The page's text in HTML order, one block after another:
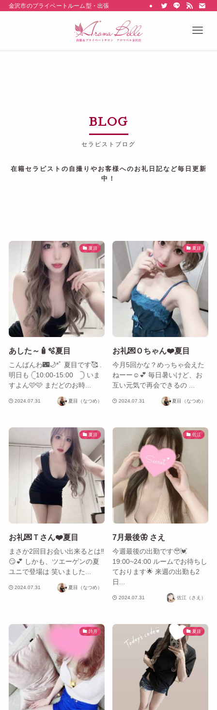
金沢市のプライベートルーム型・出張型のメンズエステ Aroma belle（アロ
BLOG
セラピストブログ
在籍セラピストの自撮りやお客様へのお礼日記など毎日更新
中！
夏目
あした～🧴🫧夏目
こんばんわ🌃🌙*ﾟ 夏目です🥰 .
明日も 𓊆ㅤ10:00-15:00 𓊇 いま
すよん🩷🩷 まだどのお時...
2024.07.31 夏目（なつめ）
夏目
お礼💌Ｏちゃん❤️夏目
今月5回かな？めっちゃ会えた
ねーー☺️💕 毎日暑いけど、お
互い元気で再会できるの ...
2024.07.31 夏目（なつめ）
夏目
お礼💌Ｔさん❤️夏目
まさか2回目お会い出来るとは‼️
😏💕 しかも、ツエーゲンの夏
ユニで登場は 笑いました...
2024.07.31 夏目（なつめ）
佐江
7月最後🦋 さえ
今週最後の出勤です🥹💓
19:00~24:00 ルームでお待ちし
ております🌟 来週の出勤も2
日...
2024.07.31 佐江（さえ）
詩月 夏目